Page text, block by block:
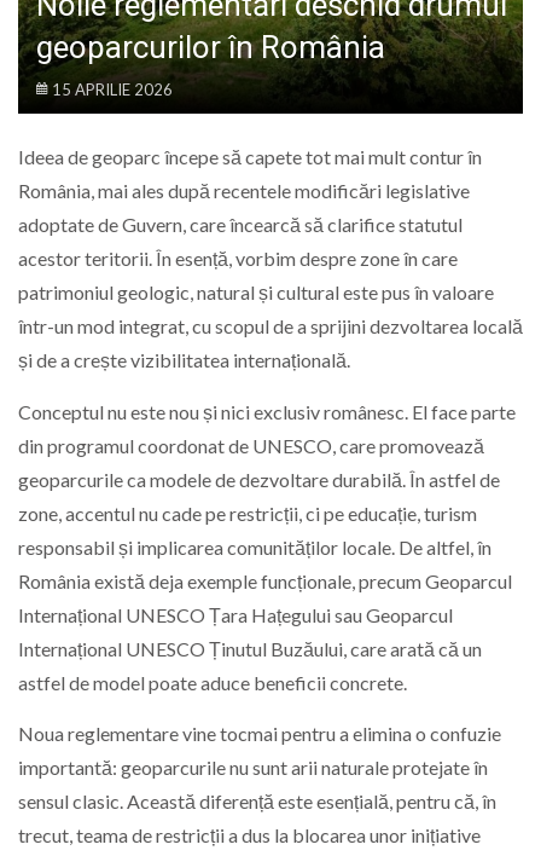
geoparcurilor în România
15 APRILIE 2026
Ideea de geoparc începe să capete tot mai mult contur în
România, mai ales după recentele modificări legislative
adoptate de Guvern, care încearcă să clarifice statutul
acestor teritorii. În esență, vorbim despre zone în care
patrimoniul geologic, natural și cultural este pus în valoare
într-un mod integrat, cu scopul de a sprijini dezvoltarea locală
și de a crește vizibilitatea internațională.
Conceptul nu este nou și nici exclusiv românesc. El face parte
din programul coordonat de UNESCO, care promovează
geoparcurile ca modele de dezvoltare durabilă. În astfel de
zone, accentul nu cade pe restricții, ci pe educație, turism
responsabil și implicarea comunităților locale. De altfel, în
România există deja exemple funcționale, precumGeoparcul
Internațional UNESCO Țara HațeguluisauGeoparcul
Internațional UNESCO Ținutul Buzăului, care arată că un
astfel de model poate aduce beneficii concrete.
Noua reglementare vine tocmai pentru a elimina o confuzie
importantă: geoparcurile nu sunt arii naturale protejate în
sensul clasic. Această diferență este esențială, pentru că, în
trecut, teama de restricții a dus la blocarea unor inițiative